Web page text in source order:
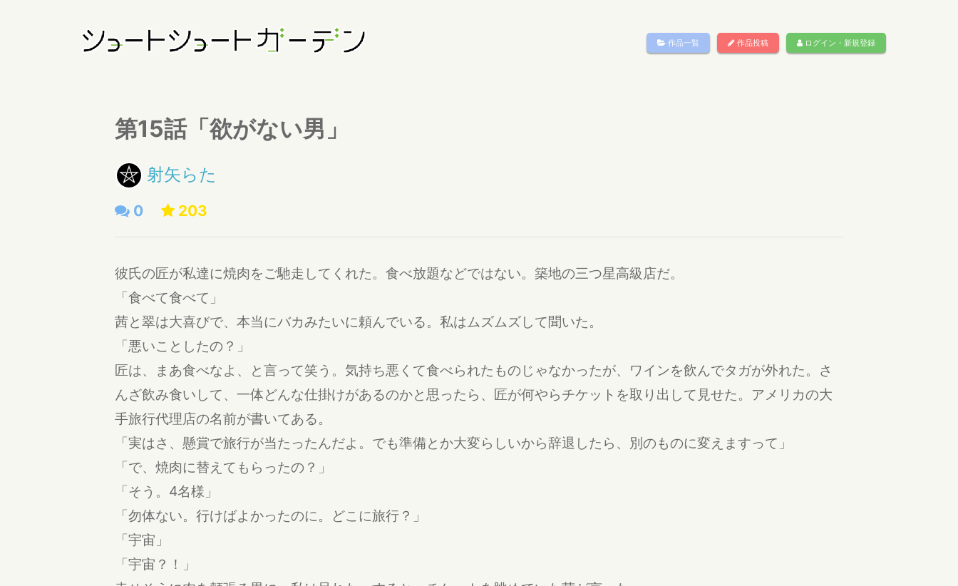
作品一覧 作品投稿 ログイン・新規登録
第15話「欲がない男」
射矢らた
0 203
彼氏の匠が私達に焼肉をご馳走してくれた。食べ放題などではない。築地の三つ星高級店だ。
「食べて食べて」
茜と翠は大喜びで、本当にバカみたいに頼んでいる。私はムズムズして聞いた。
「悪いことしたの？」
匠は、まあ食べなよ、と言って笑う。気持ち悪くて食べられたものじゃなかったが、ワインを飲んでタガが外れた。さ
んざ飲み食いして、一体どんな仕掛けがあるのかと思ったら、匠が何やらチケットを取り出して見せた。アメリカの大
手旅行代理店の名前が書いてある。
「実はさ、懸賞で旅行が当たったんだよ。でも準備とか大変らしいから辞退したら、別のものに変えますって」
「で、焼肉に替えてもらったの？」
「そう。4名様」
「勿体ない。行けばよかったのに。どこに旅行？」
「宇宙」
「宇宙？！」